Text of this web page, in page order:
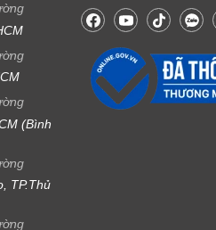
(Bình
TP.Thủ